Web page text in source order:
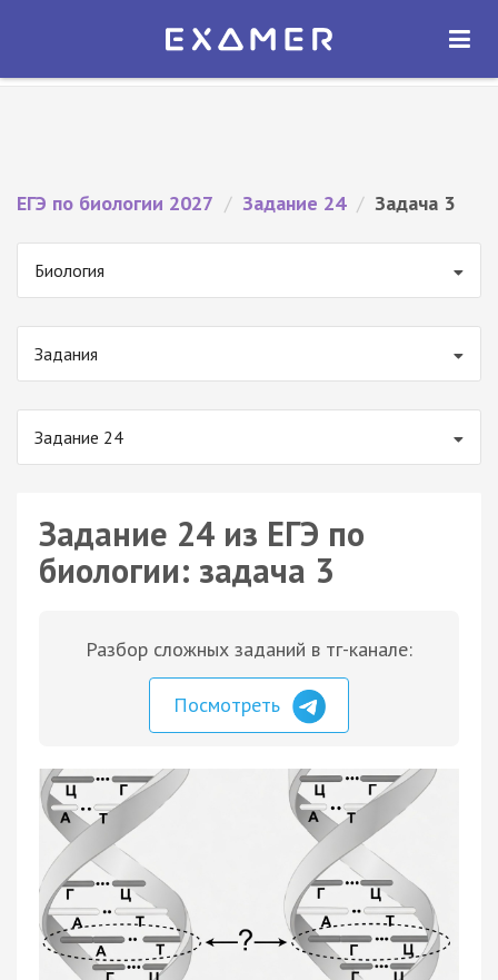
Экзамер — ЕГЭ 2027
ОТКРЫТЬ
ЕГЭ по биологии 2027 / Задание 24 / Задача 3
Биология
Задания
Задание 24
Задание 24 из ЕГЭ по
биологии: задача 3
Разбор сложных заданий в тг-канале:
Посмотреть